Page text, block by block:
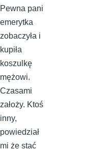
Pewna pani
emerytka
zobaczyła i
kupiła
koszulkę
mężowi.
Czasami
założy. Ktoś
inny,
powiedział
mi że stać